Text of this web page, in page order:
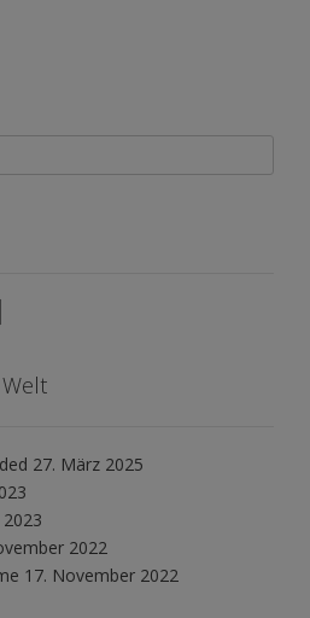
27. März 2025
2023
2022
17. November 2022